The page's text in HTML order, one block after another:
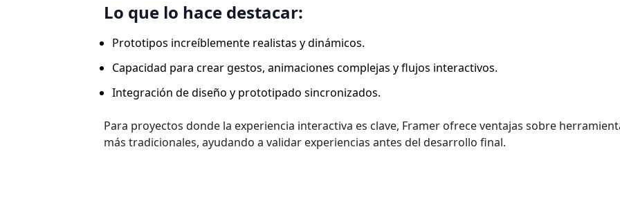
Lo que lo hace destacar:
Prototipos increíblemente realistas y dinámicos.
Capacidad para crear gestos, animaciones complejas y flujos interactivos.
Integración de diseño y prototipado sincronizados.
Para proyectos donde la experiencia interactiva es clave, Framer ofrece ventajas sobre
más tradicionales, ayudando a validar experiencias antes del desarrollo final.